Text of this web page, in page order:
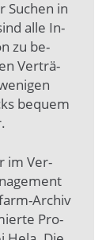
Su­chen in
al­le In­
zu be­
Ver­trä­
be­quem
im Ver­
Archiv
Pro­